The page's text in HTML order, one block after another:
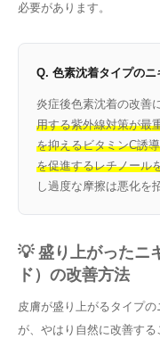
必要があります。
Q. 色素沈着タイプのニ
炎症後色素沈着の改善
用する紫外線対策が最
を抑えるビタミンC誘
を促進するレチノール
し過度な摩擦は悪化を
💡 盛り上がったニ
ド）の改善方法
皮膚が盛り上がるタイプ
が、やはり自然に改善する